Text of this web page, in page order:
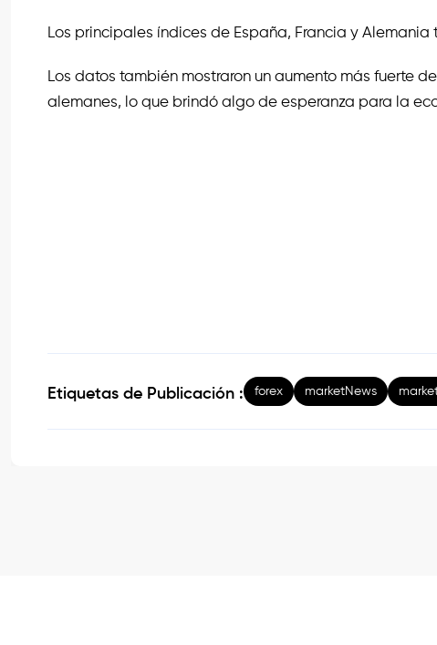
Los principales índices de España, Francia y
Los datos también mostraron un aumento más fuerte
alemanes, lo que brindó algo de esperanza para la
Etiquetas de Publicación : forex marketNews